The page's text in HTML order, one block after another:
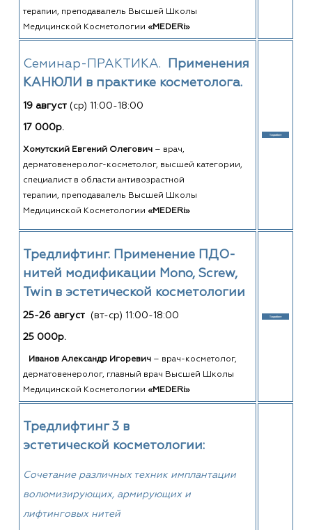
терапии, преподавалель Высшей Школы
Медицинской Косметологии «MEDERi»
Семинар-ПРАКТИКА. Применения
КАНЮЛИ в практике косметолога.
19 август (ср) 11:00-18:00
17 000р.
Хомутский Евгений Олегович – врач,
дерматовенеролог-косметолог, высшей категории,
специалист в области антивозрастной
терапии, преподавалель Высшей Школы
Медицинской Косметологии «MEDERi»
Тредлифтинг. Применение ПДО-
нитей модификации Mono, Screw,
Twin в эстетической косметологии
25-26 август (вт-ср) 11:00-18:00
25 000р.
Иванов Александр Игоревич – врач-косметолог,
дерматовенеролог, главный врач Высшей Школы
Медицинской Косметологии «MEDERi»
Тредлифтинг 3 в
эстетической косметологии:
Сочетание различных техник имплантации
волюмизирующих, армирующих и
лифтинговых нитей